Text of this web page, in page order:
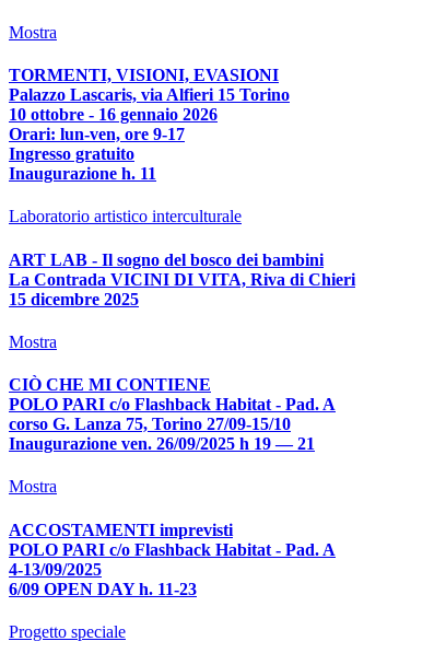
Mostra
TORMENTI, VISIONI, EVASIONI
Palazzo Lascaris, via Alfieri 15 Torino
10 ottobre - 16 gennaio 2026
Orari: lun-ven, ore 9-17
Ingresso gratuito
Inaugurazione h. 11
Laboratorio artistico interculturale
ART LAB - Il sogno del bosco dei bambini
La Contrada VICINI DI VITA, Riva di Chieri
15 dicembre 2025
Mostra
CIÒ CHE MI CONTIENE
POLO PARI c/o Flashback Habitat - Pad. A
corso G. Lanza 75, Torino 27/09-15/10
Inaugurazione ven. 26/09/2025 h 19 — 21
Mostra
ACCOSTAMENTI imprevisti
POLO PARI c/o Flashback Habitat - Pad. A
4-13/09/2025
6/09 OPEN DAY h. 11-23
Progetto speciale